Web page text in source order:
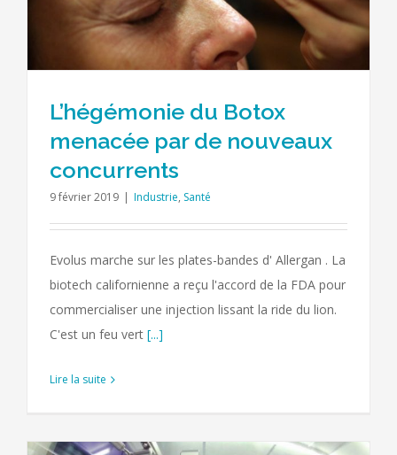
L’hégémonie du Botox
menacée par de nouveaux
concurrents
9 février 2019 | Industrie, Santé
Evolus marche sur les plates-bandes d' Allergan . La
biotech californienne a reçu l'accord de la FDA pour
commercialiser une injection lissant la ride du lion.
C'est un feu vert [...]
Lire la suite